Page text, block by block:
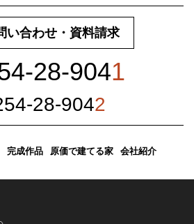
い合わせ・資料請求
28-9041
28-9042
完成作品 原価で建てる家 会社紹介